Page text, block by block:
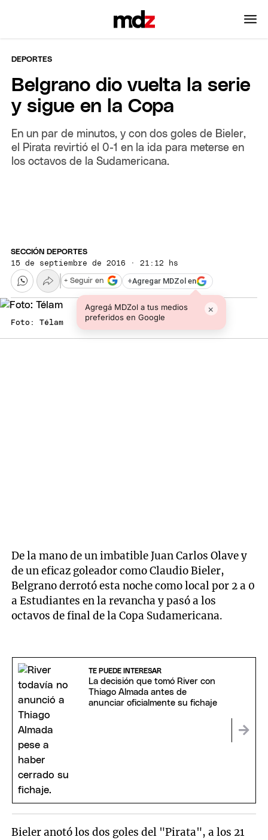
DEPORTES
Belgrano dio vuelta la serie
y sigue en la Copa
En un par de minutos, y con dos goles de Bieler,
el Pirata revirtió el 0-1 en la ida para meterse en
los octavos de la Sudamericana.
SECCIÓN DEPORTES
15 de septiembre de 2016 · 21:12 hs
+Agregar MDZol en
Agregá MDZol a tus medios
preferidos en Google
×
+ Seguir en
Foto: Télam
De la mano de un imbatible Juan Carlos Olave y
de un eficaz goleador como Claudio Bieler,
Belgrano derrotó esta noche como local por 2 a 0
a Estudiantes en la revancha y pasó a los
octavos de final de la Copa Sudamericana.
TE PUEDE INTERESAR
La decisión que tomó River con
Thiago Almada antes de
anunciar oficialmente su fichaje
Bieler anotó los dos goles del "Pirata", a los 21